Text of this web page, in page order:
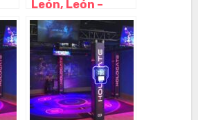
León, León –
Castilla y León